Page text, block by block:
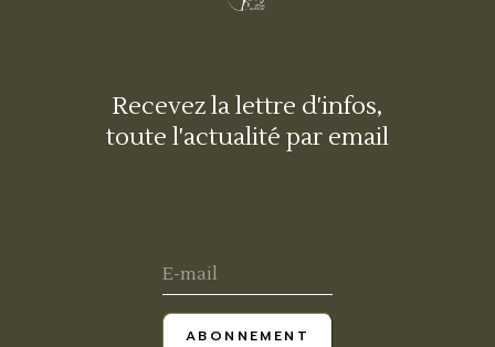
Recevez la lettre d'infos,
toute l'actualité par email
ABONNEMENT